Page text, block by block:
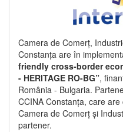
Camera de Comerț,
Constanța are în
friendly cross-border
- HERITAGE RO-BG”,
România - Bulgaria.
CCINA Constanța, care
Camera de Comerț și
partener.